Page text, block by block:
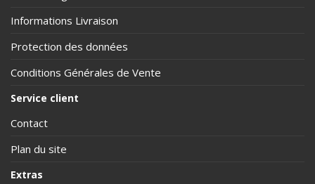
Informations Livraison
Protection des données
Conditions Générales de Vente
Service client
Contact
Plan du site
Extras